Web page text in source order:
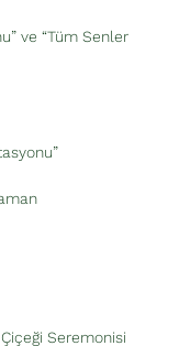
ve “Tüm Senler
Seremonisi